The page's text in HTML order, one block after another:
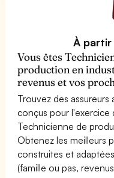
À partir
Vous êtes
production en
revenus et vos
Trouvez des
conçus pour
Technicienne de
Obtenez les meilleurs
construites et
(famille ou pas,